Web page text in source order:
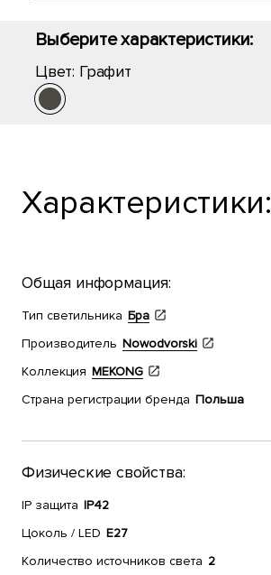
Выберите характеристики:
Цвет: Графит
Характеристики:
Общая информация:
Тип светильника Бра
Производитель Nowodvorski
Коллекция MEKONG
Страна регистрации бренда Польша
Физические свойства:
IP защита IP42
Цоколь / LED E27
Количество источников света 2